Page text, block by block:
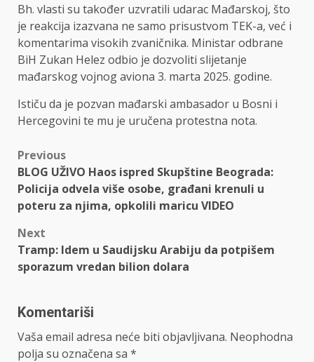
Bh. vlasti su također uzvratili udarac Mađarskoj, što
je reakcija izazvana ne samo prisustvom TEK-a, već i
komentarima visokih zvaničnika. Ministar odbrane
BiH Zukan Helez odbio je dozvoliti slijetanje
mađarskog vojnog aviona 3. marta 2025. godine.
Ističu da je pozvan mađarski ambasador u Bosni i
Hercegovini te mu je uručena protestna nota.
Post
navigation
Previous
BLOG UŽIVO Haos ispred Skupštine Beograda:
Policija odvela više osobe, građani krenuli u
poteru za njima, opkolili maricu VIDEO
Next
Tramp: Idem u Saudijsku Arabiju da potpišem
sporazum vredan bilion dolara
Komentariši
Vaša email adresa neće biti objavljivana. Neophodna
polja su označena sa *